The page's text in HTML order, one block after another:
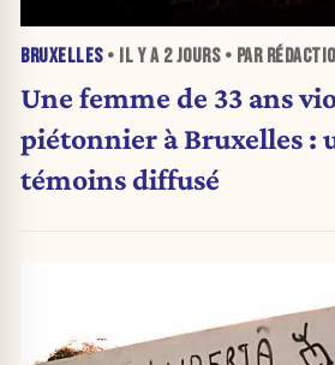
BRUXELLES• IL Y A 2 JOURS• PAR
Une femme de 33 ans
piétonnier à Bruxelles :
témoins diffusé